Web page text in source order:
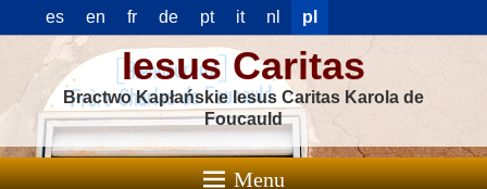
es en fr de pt it nl pl
Iesus Caritas
Bractwo Kapłańskie Iesus Caritas Karola de
Foucauld
Menu